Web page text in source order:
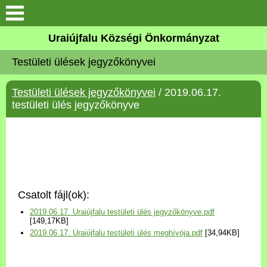
Köszöntő
Elérhetőségek
Uraiújfalu
Választási információk
Versenyképes Járások
Uraiújfalu Községi Önkormányzat
Testületi ülések jegyzőkönyvei
Testületi ülések jegyzőkönyvei / 2019.06.17.
testületi ülés jegyzőkönyve
Csatolt fájl(ok):
2019.06.17. Uraiújfalu testületi ülés jegyzőkönyve.pdf
[149,17KB]
2019.06.17. Uraiújfalu testületi ülés meghívója.pdf [34,94KB]